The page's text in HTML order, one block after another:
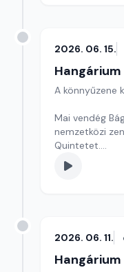
2026. 06. 15.
Hangárium
A könnyűzene
Mai vendég
nemzetközi
Quintetet.
Szerkesztő:
2026. 06. 11.
Hangárium